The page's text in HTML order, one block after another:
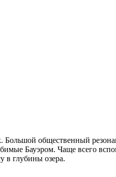
Большой общественный
Бауэром. Чаще всего
в глубины озера.